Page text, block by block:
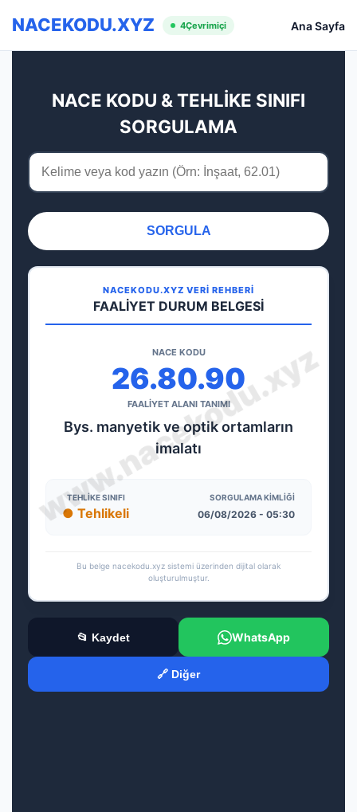
NACEKODU.XYZ 4Çevrimiçi Ana Sayfa
NACE KODU & TEHLİKE SINIFI
SORGULAMA
SORGULA
NACEKODU.XYZ VERİ REHBERİ
FAALİYET DURUM BELGESİ
NACE KODU
26.80.90
FAALİYET ALANI TANIMI
Bys. manyetik ve optik ortamların
imalatı
TEHLIKE SINIFI
● Tehlikeli
SORGULAMA KIMLIĞI
06/08/2026 - 05:30
Bu belge nacekodu.xyz sistemi üzerinden dijital olarak
oluşturulmuştur.
📂 Kaydet WhatsApp
🔗 Diğer